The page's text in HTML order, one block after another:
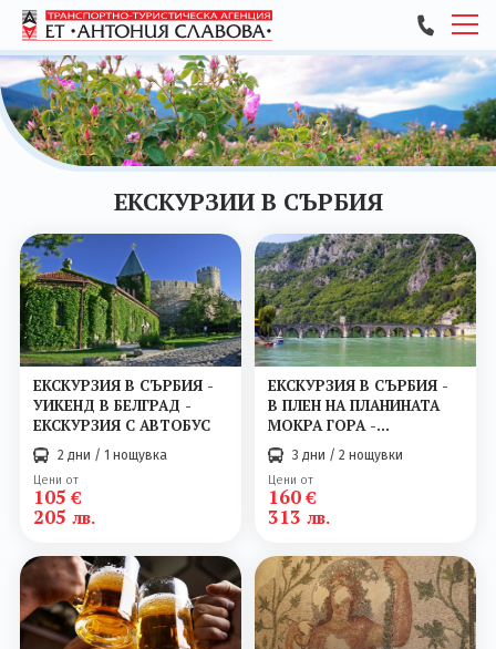
ПОЧИВКИ
ЕКСКУРЗИИ
АВТОБУСНИ И САМОЛЕТНИ БИЛЕТИ
ТРАНСПОРТНИ УСЛУГИ ЗА ГРУПИ
ЗА НАС
КОНТАКТИ
ЕКСКУРЗИИ В СЪРБИЯ
ЕКСКУРЗИЯ В СЪРБИЯ -
УИКЕНД В БЕЛГРАД -
ЕКСКУРЗИЯ С АВТОБУС
2 дни / 1 нощувка
Цени от
105 €
205 лв.
ЕКСКУРЗИЯ В СЪРБИЯ -
В ПЛЕН НА ПЛАНИНАТА
МОКРА ГОРА -
ЕКСКУРЗИЯ С АВТОБУС
3 дни / 2 нощувки
Цени от
160 €
313 лв.